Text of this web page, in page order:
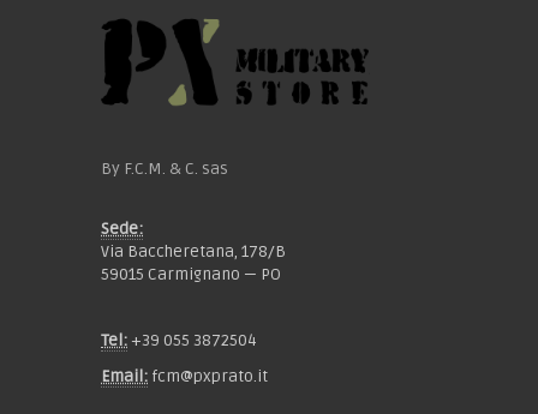
By F.C.M. & C. sas
Sede:
Via Baccheretana, 178/B
59015 Carmignano — PO
Tel: +39 055 3872504
Email: fcm@pxprato.it